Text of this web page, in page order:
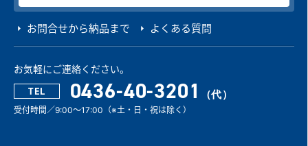
お問合せから納品まで よくある質問
お気軽にご連絡ください。
TEL 0436-40-3201
受付時間／9:00～17:00（※土・日・祝は除く）